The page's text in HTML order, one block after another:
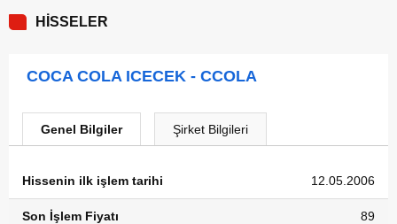
HİSSELER
COCA COLA ICECEK - CCOLA
Genel Bilgiler Şirket Bilgileri
Hissenin ilk işlem tarihi 12.05.2006
Son İşlem Fiyatı 89